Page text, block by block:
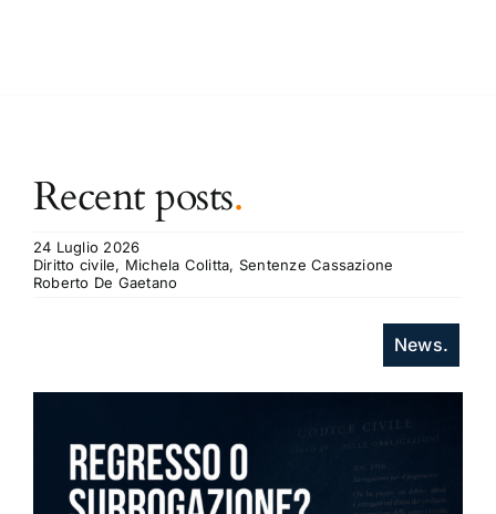
Recent posts.
24 Luglio 2026
Diritto civile, Michela Colitta, Sentenze Cassazione
Roberto De Gaetano
News.